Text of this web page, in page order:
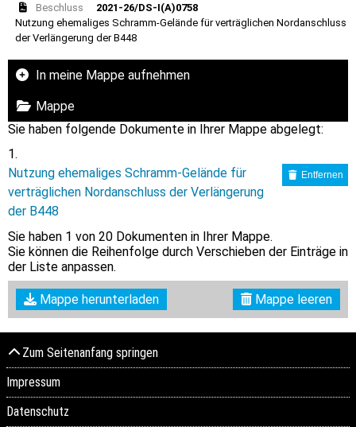
Beschluss
2021-26/DS-I(A)0758
Nutzung ehemaliges Schramm-Gelände für verträglichen Nordanschluss
der Verlängerung der B448
In meine Mappe aufnehmen
Mappe
Sie haben folgende Dokumente in Ihrer Mappe abgelegt:
Nutzung ehemaliges Schramm-Gelände für
verträglichen Nordanschluss der Verlängerung
der B448
Entfernen
Sie haben 1 von 20 Dokumenten in Ihrer Mappe.
Sie können die Reihenfolge durch Verschieben der Einträge in
der Liste anpassen.
Mappe herunterladen Mappe leeren
Zum Seitenanfang springen
Impressum
Datenschutz